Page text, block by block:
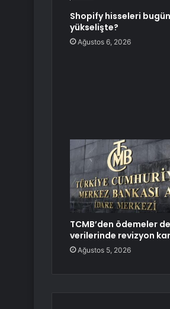
Shopify hisseleri
yükselişte?
Ağustos 6, 2026
TCMB’den ödemeler
verilerinde revizyon
Ağustos 5, 2026